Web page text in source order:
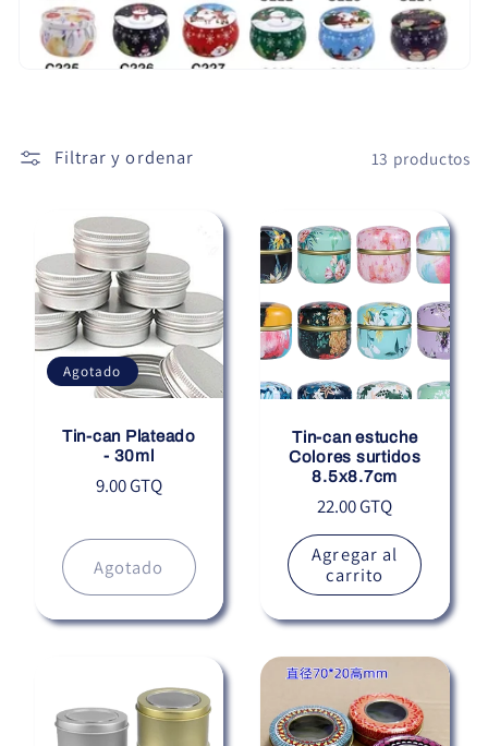
Filtrar y ordenar 13 productos
Agotado
Tin-can Plateado
- 30ml
Precio
9.00 GTQ
Agotado
Tin-can estuche
Colores surtidos
8.5x8.7cm
Precio
habitual
22.00 GTQ
Agregar al
carrito